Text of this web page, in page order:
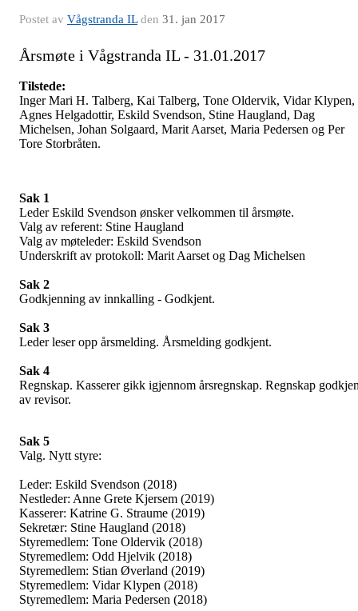
Postet av Vågstranda ILden 31. jan 2017
Årsmøte i Vågstranda IL - 31.01.2017
Tilstede:
Inger Mari H. Talberg, Kai Talberg, Tone Oldervik, Vidar Klypen,
Agnes Helgadottir, Eskild Svendson, Stine Haugland, Dag
Michelsen, Johan Solgaard, Marit Aarset, Maria Pedersen og Per
Tore Storbråten.
Sak 1
Leder Eskild Svendson ønsker velkommen til årsmøte.
Valg av referent: Stine Haugland
Valg av møteleder: Eskild Svendson
Underskrift av protokoll: Marit Aarset og Dag Michelsen
Sak 2
Godkjenning av innkalling - Godkjent.
Sak 3
Leder leser opp årsmelding. Årsmelding godkjent.
Sak 4
Regnskap. Kasserer gikk igjennom årsregnskap. Regnskap
av revisor.
Sak 5
Valg. Nytt styre:
Leder: Eskild Svendson (2018)
Nestleder: Anne Grete Kjersem (2019)
Kasserer: Katrine G. Straume (2019)
Sekretær: Stine Haugland (2018)
Styremedlem: Tone Oldervik (2018)
Styremedlem: Odd Hjelvik (2018)
Styremedlem: Stian Øverland (2019)
Styremedlem: Vidar Klypen (2018)
Styremedlem: Maria Pedersen (2018)